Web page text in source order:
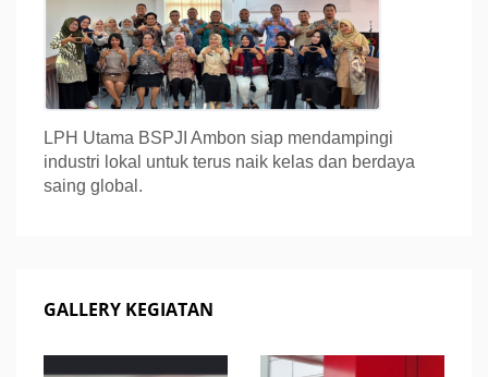
LPH Utama BSPJI Ambon siap mendampingi
industri lokal untuk terus naik kelas dan berdaya
saing global.
GALLERY KEGIATAN